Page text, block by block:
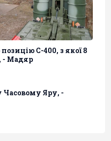
С-400, з якої 8
- Мадяр
Часовому Яру, -